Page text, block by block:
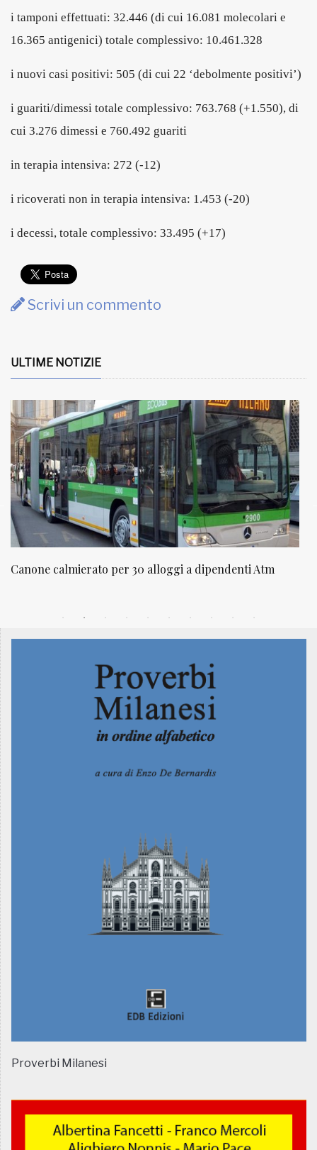
i tamponi effettuati: 32.446 (di cui 16.081 molecolari e
16.365 antigenici) totale complessivo: 10.461.328
i nuovi casi positivi: 505 (di cui 22 ‘debolmente positivi’)
i guariti/dimessi totale complessivo: 763.768 (+1.550), di
cui 3.276 dimessi e 760.492 guariti
in terapia intensiva: 272 (-12)
i ricoverati non in terapia intensiva: 1.453 (-20)
i decessi, totale complessivo: 33.495 (+17)
Scrivi un commento
ULTIME NOTIZIE
NATUROPATIA IN BREVE 20/01
Proverbi Milanesi